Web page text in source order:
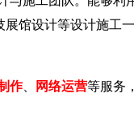
馆设计等设计施工
作、 网络运营等服务